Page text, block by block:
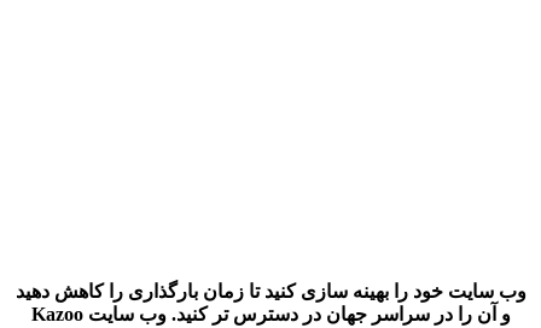
وب سایت خود را بهینه سازی کنید تا زمان بارگذاری را کاهش دهید
و آن را در سراسر جهان در دسترس تر کنید. وب سایتKazoo